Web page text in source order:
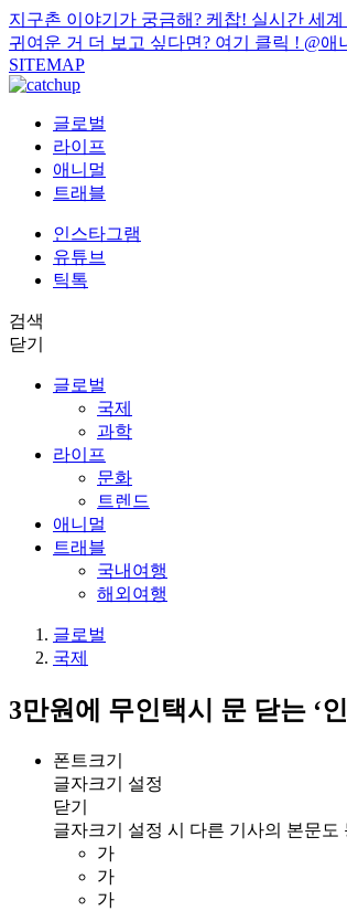
지구촌 이야기가 궁금해? 케찹! 실시간 세
귀여운 거 더 보고 싶다면? 여기 클릭 ! @애
SITEMAP
글로벌
라이프
애니멀
트래블
인스타그램
유튜브
틱톡
검색
닫기
글로벌
국제
과학
라이프
문화
트렌드
애니멀
트래블
국내여행
해외여행
글로벌
국제
3만원에 무인택시 문 닫는 ‘
폰트크기
글자크기 설정
닫기
글자크기 설정 시 다른 기사의 본문도
가
가
가